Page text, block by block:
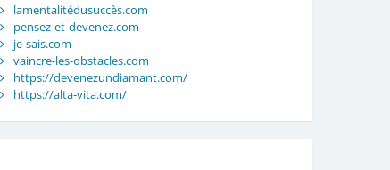
lamentalitédusuccès.com
pensez-et-devenez.com
je-sais.com
vaincre-les-obstacles.com
https://devenezundiamant.com/
https://alta-vita.com/